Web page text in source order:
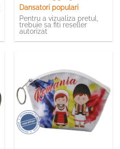
Dansatori populari
Pentru a vizualiza pretul,
trebuie sa fiti reseller
autorizat